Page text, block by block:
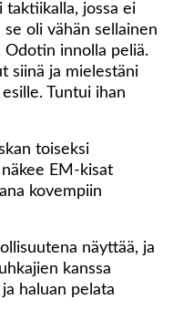
jossa ei
oli vähän sellainen
Odotin innolla peliä.
siinä ja mielestäni
Tuntui ihan
toiseksi
EM-kisat
kovempiin
näyttää, ja
kanssa
haluan pelata